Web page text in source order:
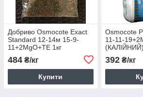
Добриво Osmocote Exact
Standard 12-14м 15-9-
11+2MgO+TE 1кг
484 ₴/кг
Купити
Osmocote
11-11-
(КАЛІЙНИЙ)
392₴/кг